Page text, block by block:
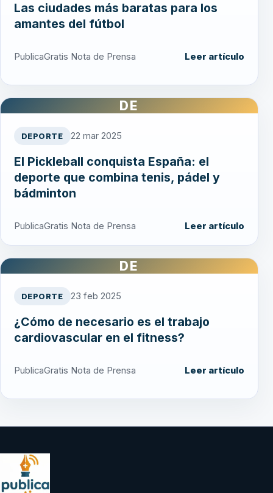
Las ciudades más baratas para los
amantes del fútbol
PublicaGratis Nota de Prensa Leer artículo
DE
DEPORTE 22 mar 2025
El Pickleball conquista España: el
deporte que combina tenis, pádel y
bádminton
PublicaGratis Nota de Prensa Leer artículo
DE
DEPORTE 23 feb 2025
¿Cómo de necesario es el trabajo
cardiovascular en el fitness?
PublicaGratis Nota de Prensa Leer artículo